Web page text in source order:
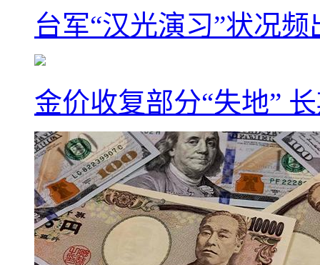
台军“汉光演习”状况
金价收复部分“失地”